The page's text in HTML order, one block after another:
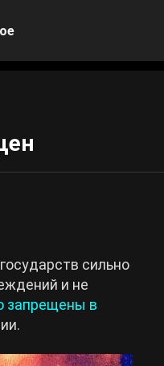
сильно
и не
запрещены в